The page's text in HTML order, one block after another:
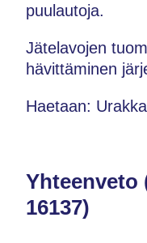
puulautoja.
Jätelavojen
hävittäminen
Haetaan:
Yhteenveto
16137)